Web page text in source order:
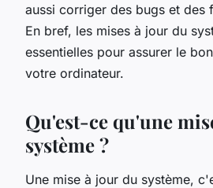
aussi corriger des bugs et des
En bref, les mises à jour du
essentielles pour assurer le
votre ordinateur.
Qu'est-ce qu'une
système ?
Une mise à jour du système,